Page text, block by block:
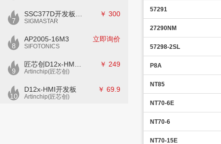
7 SIGMASTAR
￥ 300
8
AP2005-16M3
SIFOTONICS
立即询价
9 Artinchip(匠芯创)
￥ 249
10
D12x-HMI开发板
Artinchip(匠芯创)
￥ 69.9
57291
27290NM
57298-2SL
P8A
NT85
NT70-6E
NT70-6
NT70-15E